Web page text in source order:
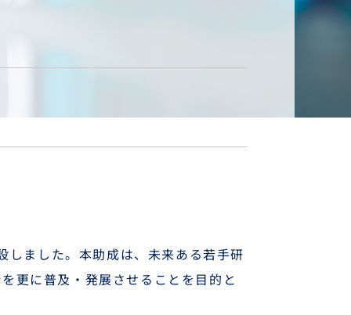
ました。本助成は、未来ある若手研
更に普及・発展させることを目的と